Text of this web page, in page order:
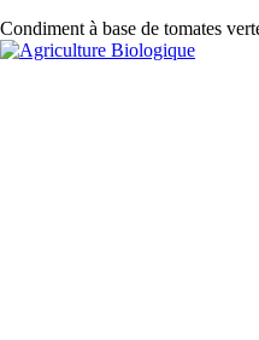
Condiment à base de tomates